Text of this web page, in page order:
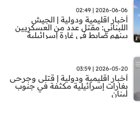
2026-06-06 | 02:49
أخبار اقليمية ودولية | الجيش
اللبناني: مقتل عدد من العسكريين
بينهم ضابط في غارة إسرائيلية
2026-05-20 | 03:59
أخبار اقليمية ودولية | قتلى وجرحى
بغارات إسرائيلية مكثفة في جنوب
لبنان